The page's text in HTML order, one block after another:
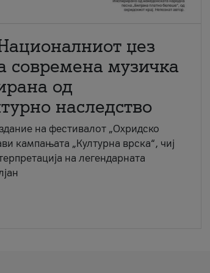
џез
современа музичка
од
наследство
на фестивалот „Охридско
кампањата „Културна врска“, чиј
на легендарната